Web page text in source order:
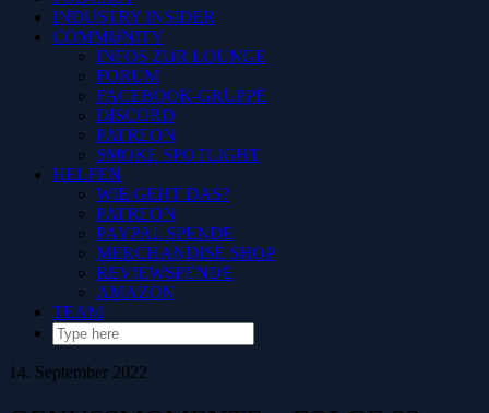
INDUSTRY INSIDER
COMMUNITY
INFOS ZUR LOUNGE
FORUM
FACEBOOK-GRUPPE
DISCORD
PATREON
SMOKE SPOTLIGHT
HELFEN
WIE GEHT DAS?
PATREON
PAYPAL SPENDE
MERCHANDISE SHOP
REVIEWSPENDE
AMAZON
TEAM
14. September 2022